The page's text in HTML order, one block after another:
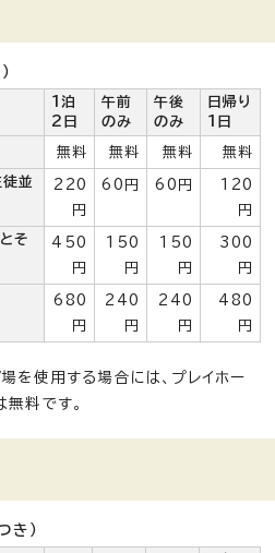
1泊
2日
午前
のみ
午後
のみ
日帰り
1日
無料 無料 無料 無料
徒並
220
円
60円 60円
120
円
そ
450
円
150
円
150
円
300
円
680
円
240
円
240
円
480
円
を使用する場合には、プレイホー
料です。
き）